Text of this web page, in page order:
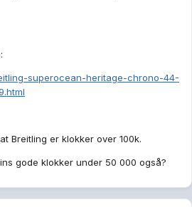
superocean-heritage-chrono-44-
Breitling er klokker over 100k.
gode klokker under 50 000 også?